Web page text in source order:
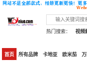
热门搜索：
视频
首页 所有品牌 卡地亚 欧米茄 万